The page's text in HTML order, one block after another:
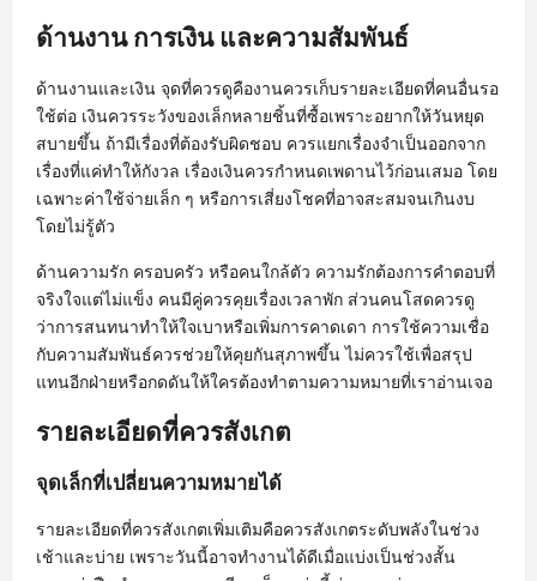
ด้านงาน การเงิน และความสัมพันธ์
ด้านงานและเงิน จุดที่ควรดูคืองานควรเก็บรายละเอียดที่คนอื่นรอ
ใช้ต่อ เงินควรระวังของเล็กหลายชิ้นที่ซื้อเพราะอยากให้วันหยุด
สบายขึ้น ถ้ามีเรื่องที่ต้องรับผิดชอบ ควรแยกเรื่องจำเป็นออกจาก
เรื่องที่แค่ทำให้กังวล เรื่องเงินควรกำหนดเพดานไว้ก่อนเสมอ โดย
เฉพาะค่าใช้จ่ายเล็ก ๆ หรือการเสี่ยงโชคที่อาจสะสมจนเกินงบ
โดยไม่รู้ตัว
ด้านความรัก ครอบครัว หรือคนใกล้ตัว ความรักต้องการคำตอบที่
จริงใจแต่ไม่แข็ง คนมีคู่ควรคุยเรื่องเวลาพัก ส่วนคนโสดควรดู
ว่าการสนทนาทำให้ใจเบาหรือเพิ่มการคาดเดา การใช้ความเชื่อ
กับความสัมพันธ์ควรช่วยให้คุยกันสุภาพขึ้น ไม่ควรใช้เพื่อสรุป
แทนอีกฝ่ายหรือกดดันให้ใครต้องทำตามความหมายที่เราอ่านเจอ
รายละเอียดที่ควรสังเกต
จุดเล็กที่เปลี่ยนความหมายได้
รายละเอียดที่ควรสังเกตเพิ่มเติมคือควรสังเกตระดับพลังในช่วง
เช้าและบ่าย เพราะวันนี้อาจทำงานได้ดีเมื่อแบ่งเป็นช่วงสั้น